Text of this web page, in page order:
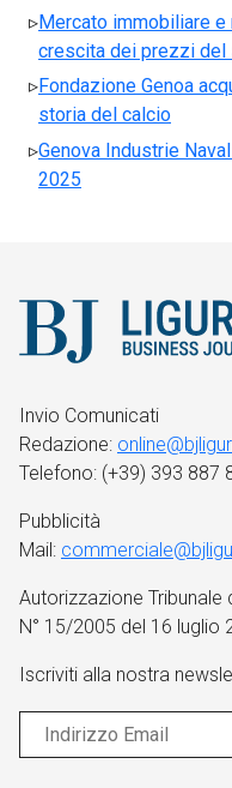
Mercato immobiliare e
crescita dei prezzi del
Fondazione Genoa
storia del calcio
Genova Industrie
2025
Invio Comunicati
Redazione:
Telefono: (+39) 393 887
Pubblicità
Mail:
Autorizzazione Tribunale
N° 15/2005 del 16 luglio
Iscriviti alla nostra